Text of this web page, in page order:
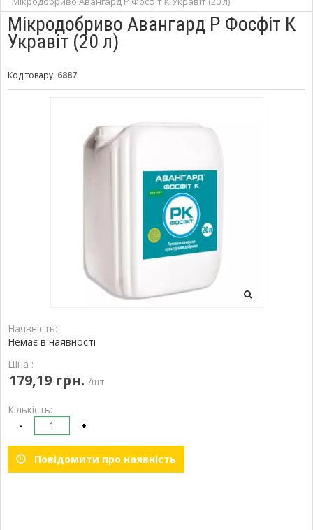
Мікродобриво Авангард Р Фосфіт К
Укравіт (20 л)
Код товару: 6887
Наявність:
Немає в наявності
Ціна :
179,19 грн. /шт
Кількість:
- +
Повідомити про наявність